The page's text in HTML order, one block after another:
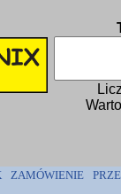
ZAMÓWIENIE